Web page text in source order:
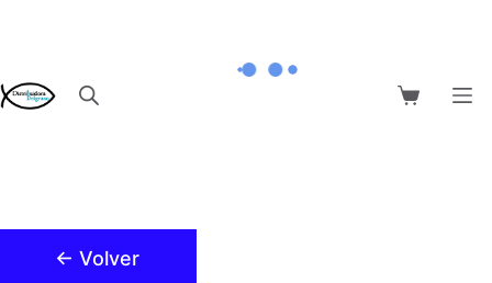
Carro
← Volver